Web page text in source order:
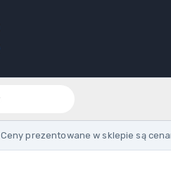
Ceny prezentowane w sklepie są